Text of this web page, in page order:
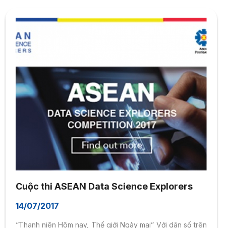
Cuộc thi ASEAN Data Science Explorers
14/07/2017
“Thanh niên Hôm nay, Thế giới Ngày mai” Với dân số trên